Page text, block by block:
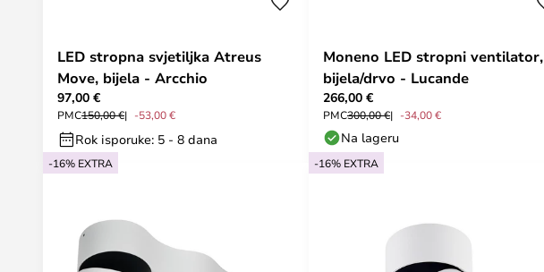
LED stropna svjetiljka Atreus
Move, bijela - Arcchio
97,00 €
PMC150,00 € -53,00 €
Rok isporuke: 5 - 8 dana
Moneno LED stropni ventilator,
bijela/drvo - Lucande
266,00 €
PMC300,00 € -34,00 €
Na lageru
-16% EXTRA -16% EXTRA